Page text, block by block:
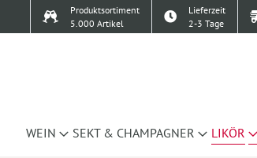
Produktsortiment
5.000 Artikel
Lieferzeit
2-3 Tage
WEIN SEKT & CHAMPAGNER LIKÖR